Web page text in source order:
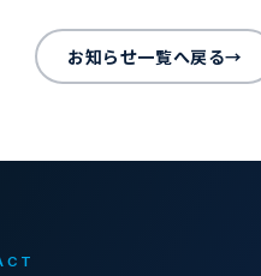
お知らせ一覧へ戻る→